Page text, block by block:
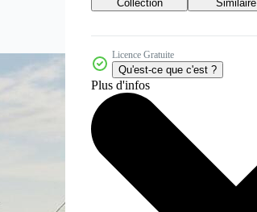
Collection
Similaire
Licence Gratuite
Qu'est-ce que c'est ?
Plus d'infos